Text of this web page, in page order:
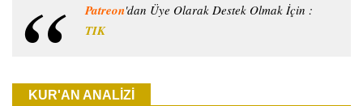
Patreon'dan Üye Olarak Destek Olmak İçin :
TIK
KUR'AN ANALİZİ